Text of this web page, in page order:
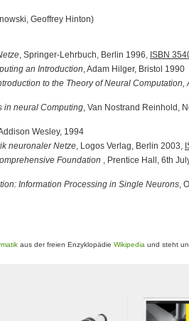
Geoffrey Hinton)
, Springer-Lehrbuch, Berlin 1996, ISBN
an Introduction, Adam Hilger, Bristol 1990
to the Theory of Neural Computation,
in neural Computing, Van Nostrand Reinhold,
Wesley, 1994
neuronaler Netze, Logos Verlag, Berlin 2003,
Foundation , Prentice Hall, 6th
Information Processing in Single Neurons,
aus der freien Enzyklopädie Wikipedia und steht